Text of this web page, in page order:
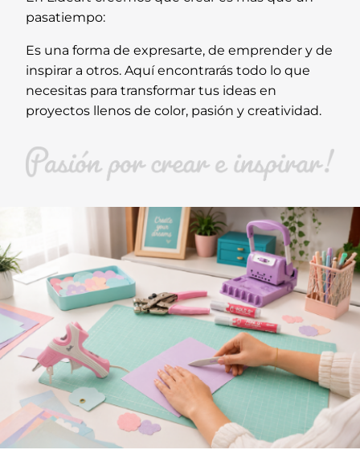
pasatiempo:
Es una forma de expresarte, de emprender y de
inspirar a otros. Aquí encontrarás todo lo que
necesitas para transformar tus ideas en
proyectos llenos de color, pasión y creatividad.